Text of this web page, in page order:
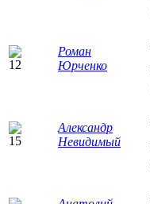
Роман
Юрченко
Александр
Невидимый